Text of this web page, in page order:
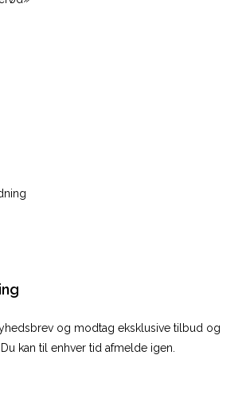
og modtag eksklusive tilbud og
kan til enhver tid afmelde igen.